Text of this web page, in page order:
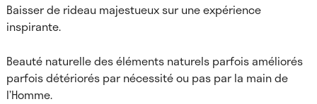
Baisser de rideau majestueux sur une expérience
inspirante.
Beauté naturelle des éléments naturels parfois améliorés
parfois détériorés par nécessité ou pas par la main de
l’Homme.